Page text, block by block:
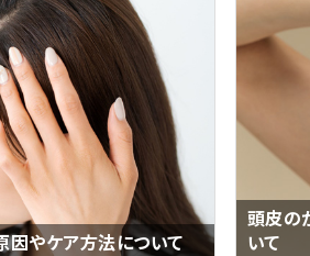
やケア方法について
頭皮の
いて